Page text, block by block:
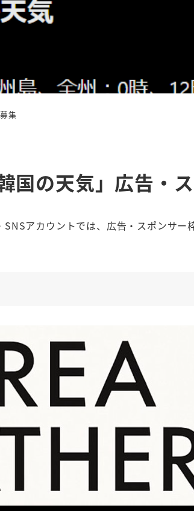
集
の天気」広告・
アカウントでは、広告・スポンサー